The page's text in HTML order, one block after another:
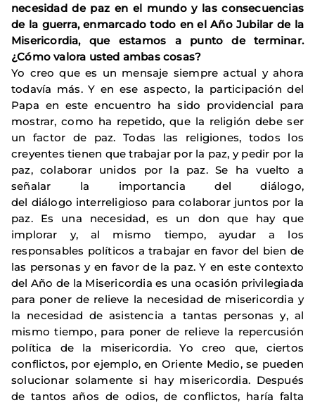
necesidad de paz en el mundo y las consecuencias
de la guerra, enmarcado todo en el Año Jubilar de la
Misericordia, que estamos a punto de terminar.
¿Cómo valora usted ambas cosas?
Yo creo que es un mensaje siempre actual y ahora
todavía más. Y en ese aspecto, la participación del
Papa en este encuentro ha sido providencial para
mostrar, como ha repetido, que la religión debe ser
un factor de paz. Todas las religiones, todos los
creyentes tienen que trabajar por la paz, y pedir por la
paz, colaborar unidos por la paz. Se ha vuelto a
señalar la importancia del diálogo,
del diálogo interreligioso para colaborar juntos por la
paz. Es una necesidad, es un don que hay que
implorar y, al mismo tiempo, ayudar a los
responsables políticos a trabajar en favor del bien de
las personas y en favor de la paz. Y en este contexto
del Año de la Misericordia es una ocasión privilegiada
para poner de relieve la necesidad de misericordia y
la necesidad de asistencia a tantas personas y, al
mismo tiempo, para poner de relieve la repercusión
política de la misericordia. Yo creo que, ciertos
conflictos, por ejemplo, en Oriente Medio, se pueden
solucionar solamente si hay misericordia. Después
de tantos años de odios, de conflictos, haría falta